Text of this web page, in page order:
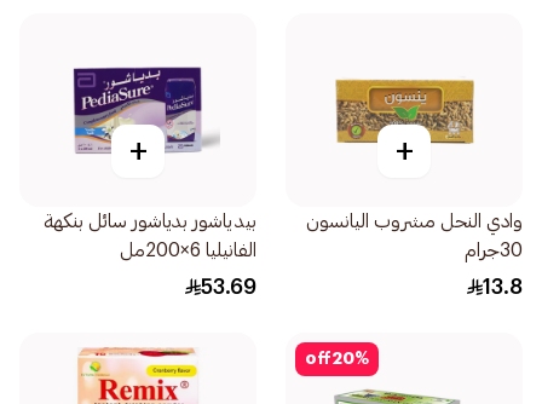
+
وادي النحل مشروب اليانسون
30جرام
13.8
+
بيدياشور بدیاشور سائل بنكهة
الفانيليا 6×200مل
53.69
20%
off